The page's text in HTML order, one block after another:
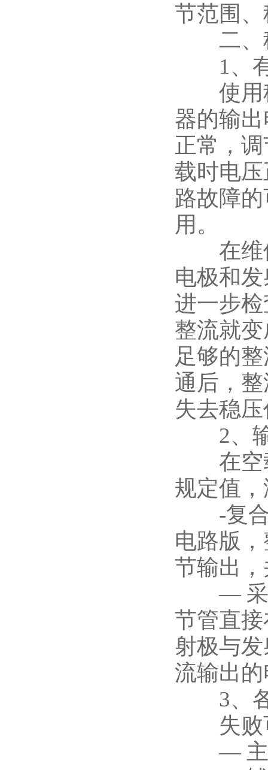
节范围
二、稳
1、有
使用稳
器的输
正常，
载时电
路故障
用。
在维修
电极和
进一步
整流就
足够的
通后，
失去稳
2、输
在空载
规定值
-复合
电路版
节输出
— 采样
节管直
射极与
流输出
3、各
失败可
— 主整